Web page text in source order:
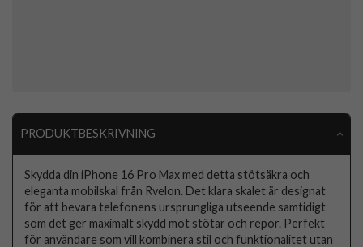
PRODUKTBESKRIVNING
Skydda din iPhone 16 Pro Max med detta stötsäkra och
eleganta mobilskal från Rvelon. Det klara skalet är designat
för att bevara telefonens ursprungliga utseende samtidigt
som det ger maximalt skydd mot stötar och repor. Perfekt
för användare som vill kombinera stil och funktionalitet utan